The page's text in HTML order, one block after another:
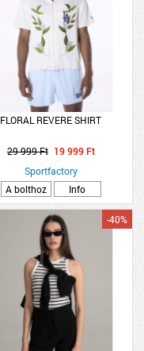
FLORAL REVERE SHIRT
29 999 Ft 19 999 Ft
Sportfactory
A bolthoz
Info
-40%